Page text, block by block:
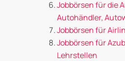
Jobbörsen für die
Autohändler,
Jobbörsen für
Jobbörsen für
Lehrstellen